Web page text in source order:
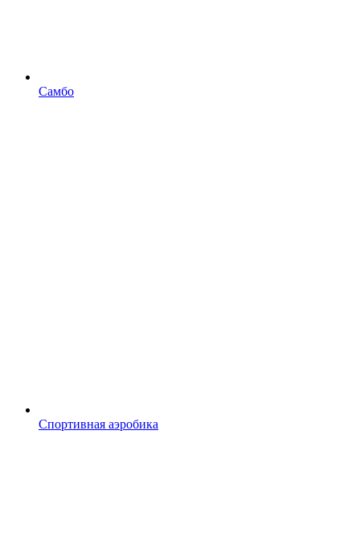
Самбо
Спортивная аэробика